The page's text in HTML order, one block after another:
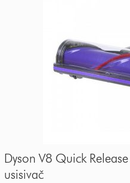
Dyson V8 Quick
usisivač